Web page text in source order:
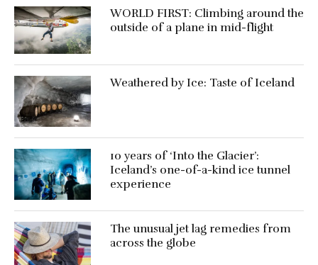
WORLD FIRST: Climbing around the
outside of a plane in mid-flight
Weathered by Ice: Taste of Iceland
10 years of ‘Into the Glacier’:
Iceland’s one-of-a-kind ice tunnel
experience
The unusual jet lag remedies from
across the globe